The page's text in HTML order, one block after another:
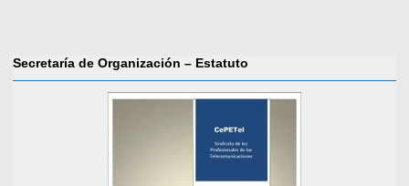
Secretaría de Organización – Estatuto